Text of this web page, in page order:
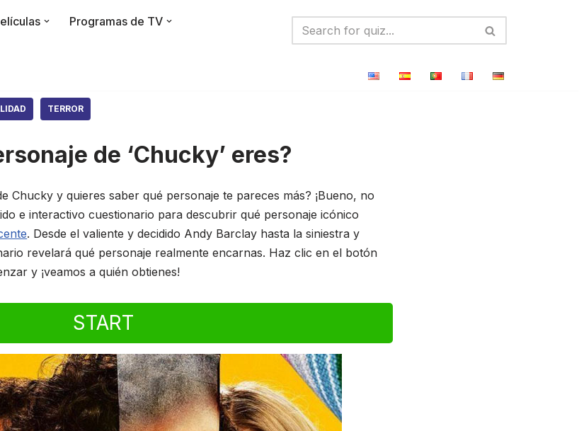
Programas de TV
TERROR
de ‘Chucky’ eres?
Chucky y quieres saber qué personaje te pareces más? ¡Bueno, no
e interactivo cuestionario para descubrir qué personaje icónico
. Desde el valiente y decidido Andy Barclay hasta la siniestra y
revelará qué personaje realmente encarnas. Haz clic en el botón
y ¡veamos a quién obtienes!
START